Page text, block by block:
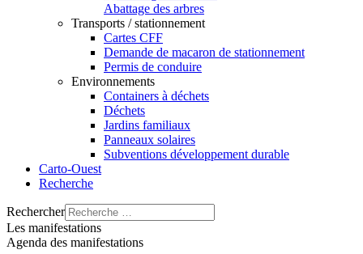
Abattage des arbres
Transports / stationnement
Cartes CFF
Demande de macaron de stationnement
Permis de conduire
Environnements
Containers à déchets
Déchets
Jardins familiaux
Panneaux solaires
Subventions développement durable
Carto-Ouest
Recherche
Rechercher
Les manifestations
Agenda des manifestations